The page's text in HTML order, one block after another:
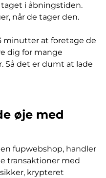
i åbningstiden.
når de tager den.
minutter at foretage de
dig for mange
det er dumt at lade
øje med
fupwebshop, handler
transaktioner med
krypteret